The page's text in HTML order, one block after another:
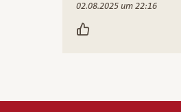
02.08.2025 um 22:16